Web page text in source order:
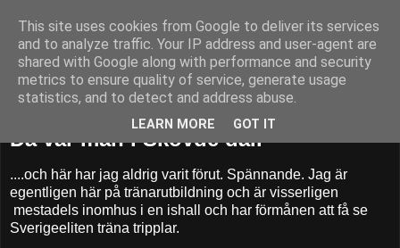
52adventures
Då var man i Skövde då..
....och här har jag aldrig varit förut. Spännande. Jag är
egentligen här på tränarutbildning och är visserligen
mestadels inomhus i en ishall och har förmånen att få se
Sverigeeliten träna tripplar.
This site uses cookies from Google to deliver its services
and to analyze traffic. Your IP address and user-agent are
shared with Google along with performance and security
metrics to ensure quality of service, generate usage
statistics, and to detect and address abuse.
LEARN MORE GOT IT